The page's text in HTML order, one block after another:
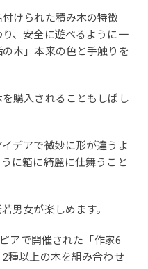
付けられた積み木の特徴
、安全に遊べるように一
木」本来の色と手触りを
購入されることもしばし
デアで微妙に形が違うよ
に箱に綺麗に仕舞うこと
男女が楽しめます。
アで開催された「作家6
種以上の木を組み合わせ